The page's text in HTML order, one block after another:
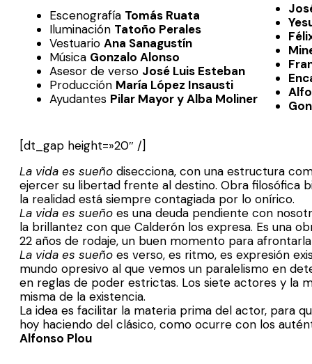
Escenografía Tomás Ruata
Iluminación Tatoño Perales
Vestuario Ana Sanagustín
Música Gonzalo Alonso
Asesor de verso José Luis Esteban
Producción María López Insausti
Ayudantes Pilar Mayor y Alba Moliner
[dt_gap height=»20″ /]
La vida es sueño disecciona, con una estructura
ejercer su libertad frente al destino. Obra filosófica
la realidad está siempre contagiada por lo onírico.
La vida es sueño es una deuda pendiente con
la brillantez con que Calderón los expresa. Es una
22 años de rodaje, un buen momento para
La vida es sueño es verso, es ritmo, es expresión
mundo opresivo al que vemos un paralelismo en
en reglas de poder estrictas. Los siete actores y la
misma de la existencia.
La idea es facilitar la materia prima del actor, para
hoy haciendo del clásico, como ocurre con los
Alfonso Plou